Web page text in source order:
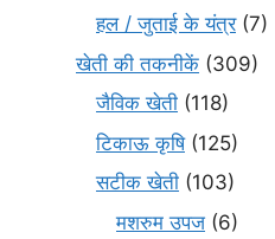
हल / जुताई के यंत्र(7)
खेती की तकनीकें (309)
जैविक खेती (118)
टिकाऊ कृषि(125)
सटीक खेती (103)
मशरुम उपज (6)